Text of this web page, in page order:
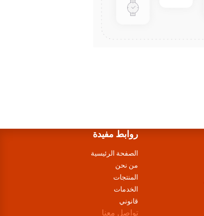
روابط مفيدة
الصفحة الرئيسية
من نحن
المنتجات
الخدمات
قانوني
تواصل معنا